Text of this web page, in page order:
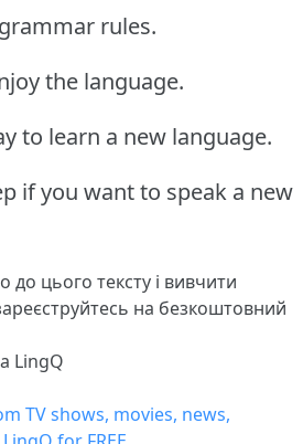
rules.
the language.
to learn a new language.
if you want to speak a new
до цього тексту і вивчити
на безкоштовний
LingQ